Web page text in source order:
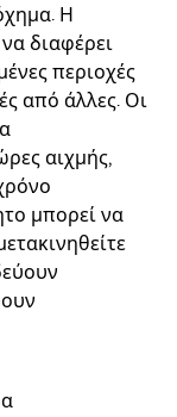
Η
διαφέρει
περιοχές
από άλλες. Οι
αιχμής,
μπορεί να